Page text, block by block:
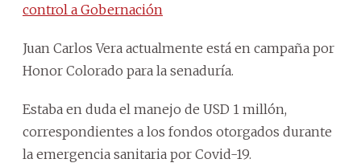
control a Gobernación
Juan Carlos Vera actualmente está en campaña por
Honor Colorado para la senaduría.
Estaba en duda el manejo de USD 1 millón,
correspondientes a los fondos otorgados durante
la emergencia sanitaria por Covid-19.